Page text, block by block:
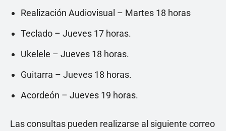
Realización Audiovisual – Martes 18 horas
Teclado – Jueves 17 horas.
Ukelele – Jueves 18 horas.
Guitarra – Jueves 18 horas.
Acordeón – Jueves 19 horas.
Las consultas pueden realizarse al siguiente correo